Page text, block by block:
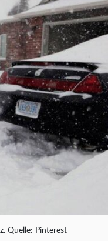
Quelle: Pinterest